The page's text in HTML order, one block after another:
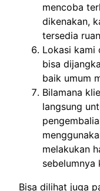
mencoba
dikenakan,
tersedia
Lokasi kami
bisa
baik umum
Bilamana
langsung
melakukan
sebelumnya
Bisa dilihat juga